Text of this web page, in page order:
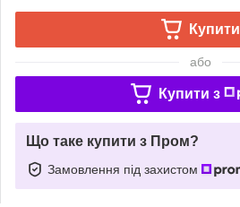
Купити
або
Купити з
Що таке купити з Пром?
Замовлення під захистом